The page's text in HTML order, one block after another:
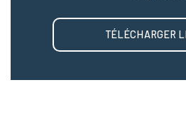
TÉLÉCHARGER